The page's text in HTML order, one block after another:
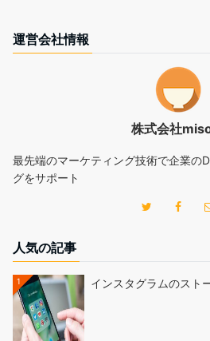
運営会社情報
株式会社
最先端のマーケティング技術で企業の
グをサポート
人気の記事
1 インスタグラムのスト